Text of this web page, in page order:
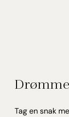
Tag en snak